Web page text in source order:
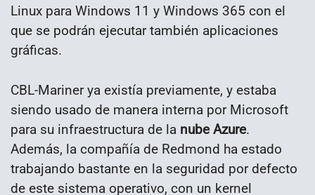
Linux para Windows 11 y Windows 365 con el
que se podrán ejecutar también aplicaciones
gráficas.
CBL-Mariner ya existía previamente, y estaba
siendo usado de manera interna por Microsoft
para su infraestructura de la nube Azure.
Además, la compañía de Redmond ha estado
trabajando bastante en la seguridad por defecto
de este sistema operativo, con un kernel